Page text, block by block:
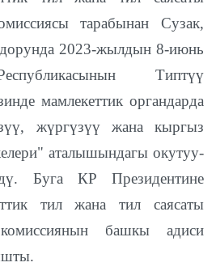
тарабынан Сузак,
2023-жылдын 8-июнь
Типтүү
мамлекеттик органдарда
жүргүзүү жана кыргыз
аталышындагы окутуу-
Буга КР Президентине
тил жана тил саясаты
башкы адиси